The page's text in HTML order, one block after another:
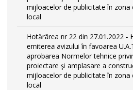
mijloacelor de publicitate în zona
local
Hotărârea nr 22 din 27.01.2022 -
emiterea avizului în favoarea
aprobarea Normelor tehnice
proiectare şi amplasare a
mijloacelor de publicitate în zona
local